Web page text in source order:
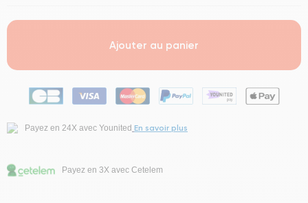
Ajouter au panier
Payez en 24X avec Younited En savoir plus
Payez en 3X avec Cetelem